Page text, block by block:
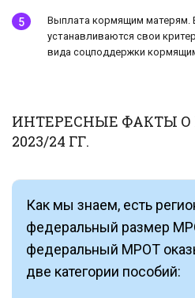
Выплата кормящим матерям.
устанавливаются свои
вида соцподдержки
ИНТЕРЕСНЫЕ ФАКТЫ О
2023/24 ГГ.
Как мы знаем, есть
федеральный размер
федеральный МРОТ
две категории пособий: